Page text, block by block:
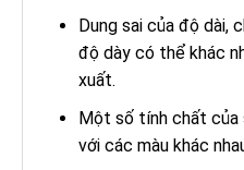
Dung sai của độ dài,
độ dày có thể khác
xuất.
Một số tính chất của
với các màu khác